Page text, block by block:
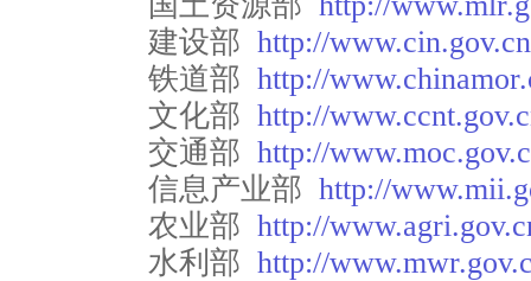
建设部 http://
铁道部 http://
文化部 http://
交通部 http://
信息产业部 http://
农业部 http://
水利部 http://